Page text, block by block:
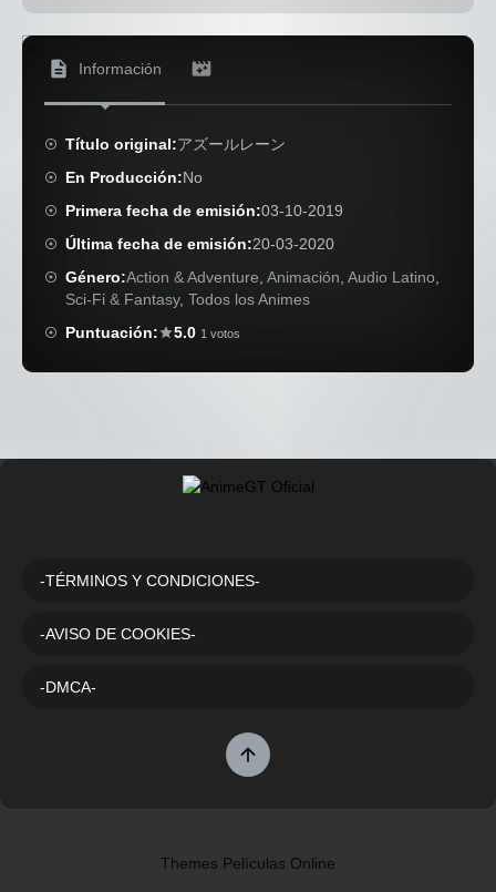
Información
Título original:アズールレーン
En Producción:No
Primera fecha de emisión:03-10-2019
Última fecha de emisión:20-03-2020
Género:Action & Adventure ,Animación ,Audio Latino
Sci-Fi & Fantasy,Todos los Animes
Puntuación:
5.0 1 votos
-TÉRMINOS Y CONDICIONES-
-AVISO DE COOKIES-
-DMCA-
Themes Películas Online